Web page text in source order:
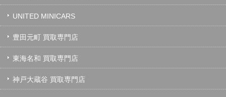
UNITED MINICARS
豊田元町 買取専門店
東海名和 買取専門店
神戸大蔵谷 買取専門店